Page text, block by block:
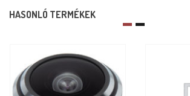
HASONLÓ TERMÉKEK